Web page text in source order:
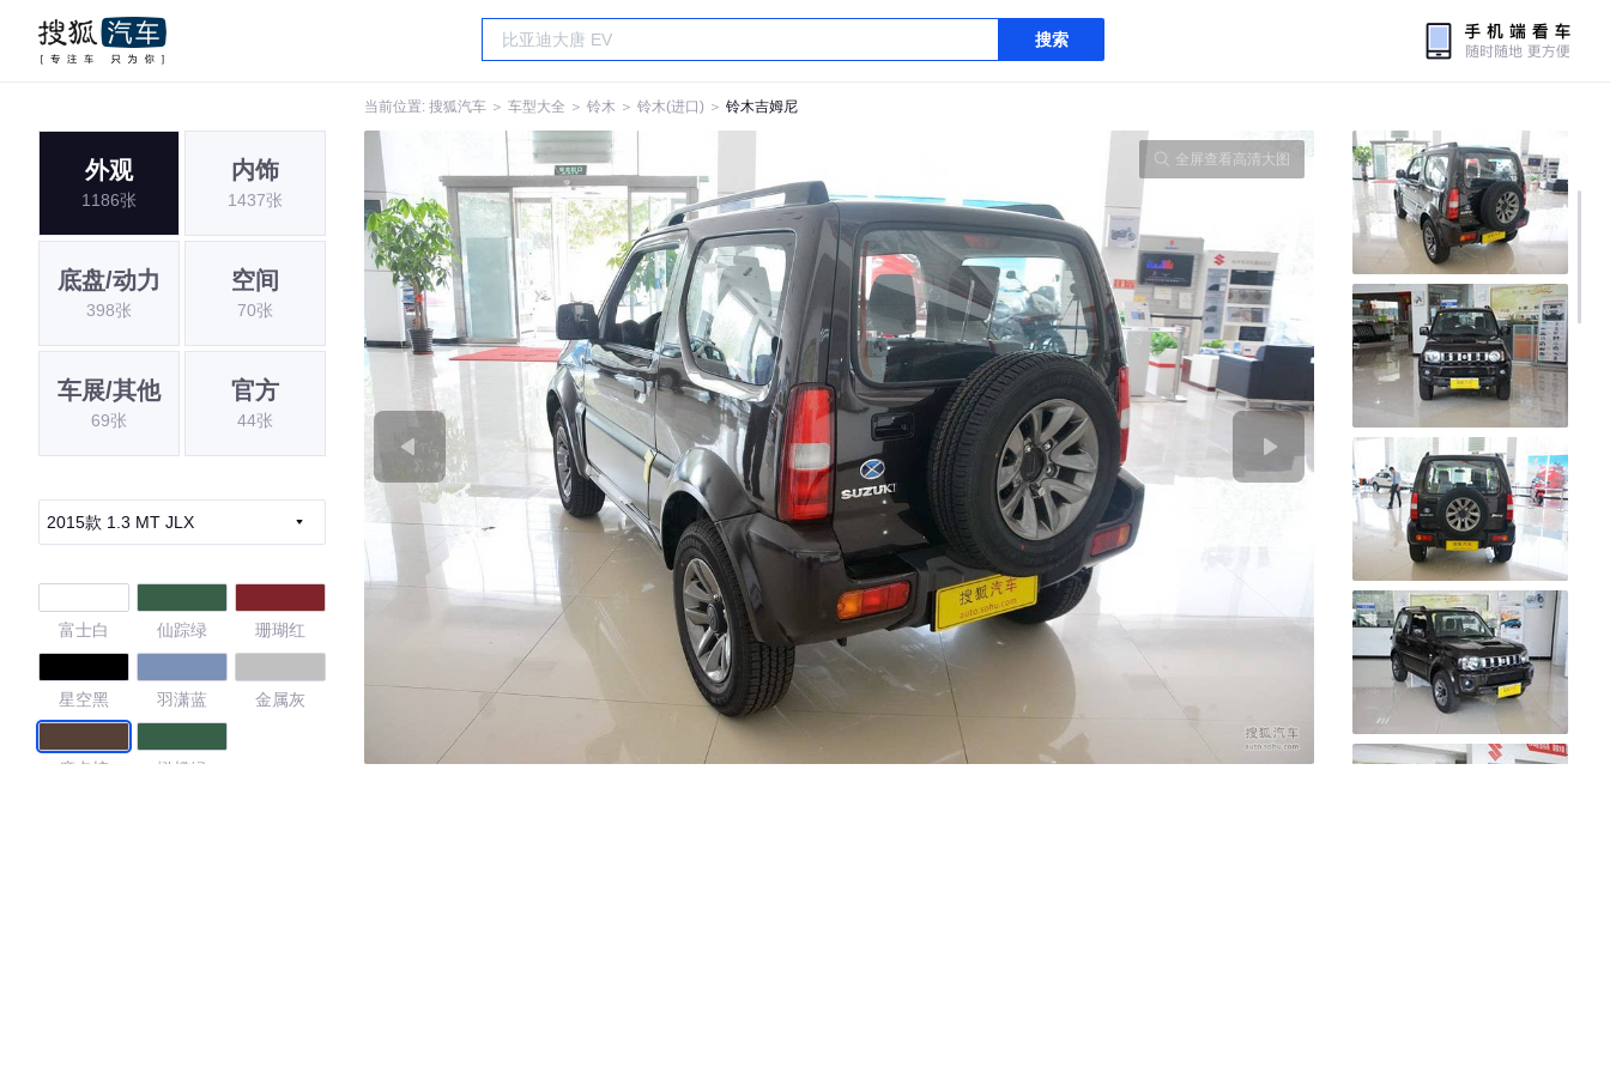
搜索
当前位置: 搜狐汽车 ＞ 车型大全 ＞ 铃木 ＞ 铃木(进口) ＞ 铃木吉姆尼
外观
1186张
内饰
1437张
底盘/动力
398张
空间
70张
车展/其他
69张
官方
44张
2015款 1.3 MT JLX
富士白 仙踪绿 珊瑚红
星空黑 羽潇蓝 金属灰
摩卡棕 橄榄绿
全屏查看高清大图